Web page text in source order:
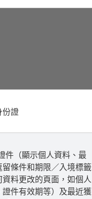
份證
件（顯示個人資料、最
留條件和期限／入境標籤
資料更改的頁面，如個人
證件有效期等）及最近獲